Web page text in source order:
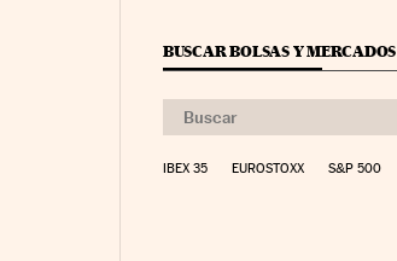
BUSCAR BOLSAS Y MERCADOS
IBEX 35 EUROSTOXX S&P 500